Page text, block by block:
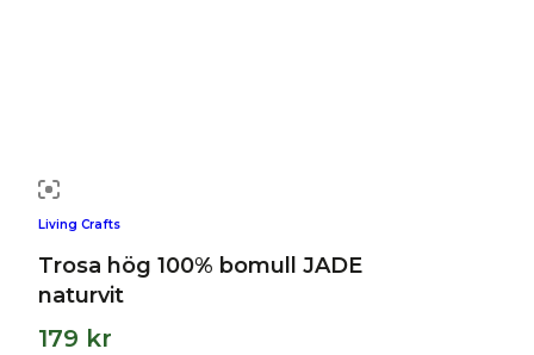
Living Crafts
Trosa hög 100% bomull JADE
naturvit
179 kr